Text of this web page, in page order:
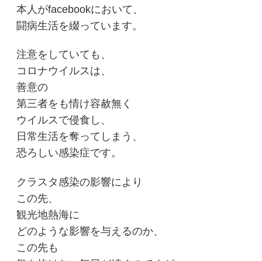
本人がfacebookにおいて、
闘病生活を綴っています。
注意をしていても、
コロナウイルスは、
善意の
第三者をも情け容赦無く
ウイルスで侵食し、
日常生活を奪ってしまう、
恐ろしい感染症です。
クラスタ感染の影響により
この先、
観光地熱海に
どのような影響を与えるのか、
この先も